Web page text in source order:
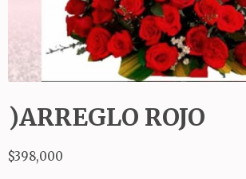
)ARREGLO ROJO
$398,000